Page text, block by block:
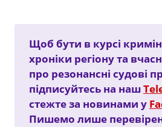
Щоб бути в курсі
хроніки регіону та
про резонансні судові
підписуйтесь на наш
стежте за новинами у
Пишемо лише